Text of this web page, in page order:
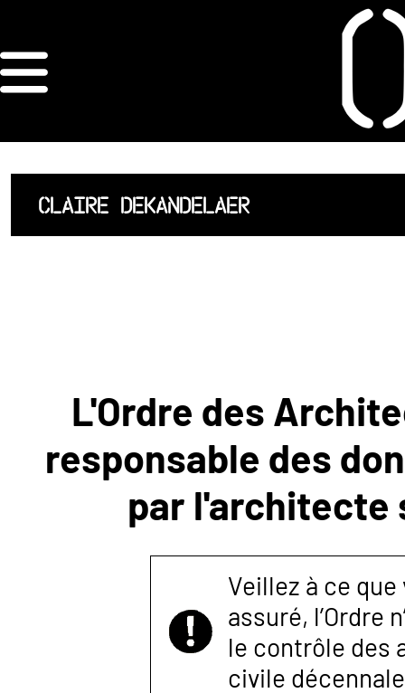
ORDRE DES
ARCHITECTES
ACCUEIL
LISTE DES
NOUS
CONTACTER
CLAIRE DEKANDELAER
L'Ordre des
responsable des
par l'architecte
Veillez à ce
assuré, l’Ordre
le contrôle des
civile